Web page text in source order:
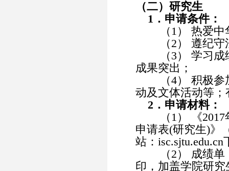
（二）研究生
1．申请条件：
（1） 热爱中华
（2） 遵纪守
（3） 学习成绩
成果突出；
（4） 积极参加
动及文体活动等
2．申请材料：
（1） 《2017
申请表(研究生)》
站：
（2） 成绩单，
印，加盖学院研